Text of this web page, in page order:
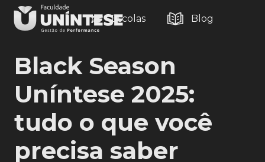
Escolas Blog
Black Season
Uníntese 2025:
tudo o que você
precisa saber